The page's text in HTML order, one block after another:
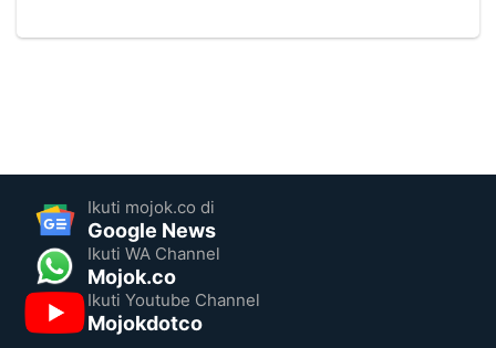
Ikuti mojok.co di
Google News
Ikuti WA Channel
Mojok.co
Ikuti Youtube Channel
Mojokdotco